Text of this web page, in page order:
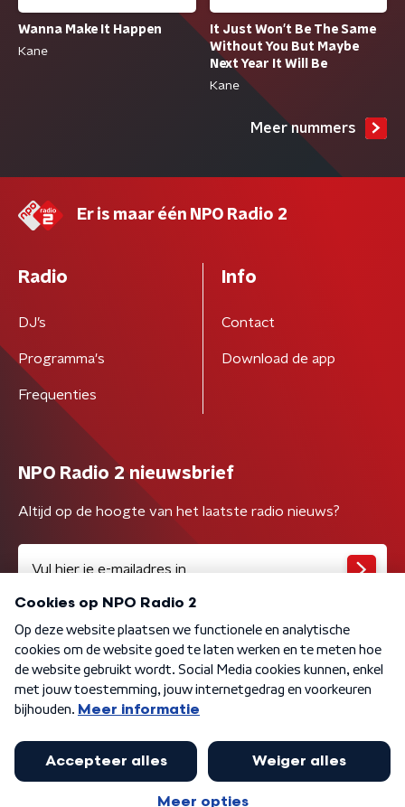
Wanna Make It Happen
Kane
It Just Won't Be The Same
Without You But Maybe
Next Year It Will Be
Kane
Meer nummers
Er is maar één NPO Radio 2
Radio
DJ’s
Programma's
Frequenties
Info
Contact
Download de app
NPO Radio 2 nieuwsbrief
Altijd op de hoogte van het laatste radio nieuws?
Algemene voorwaarden